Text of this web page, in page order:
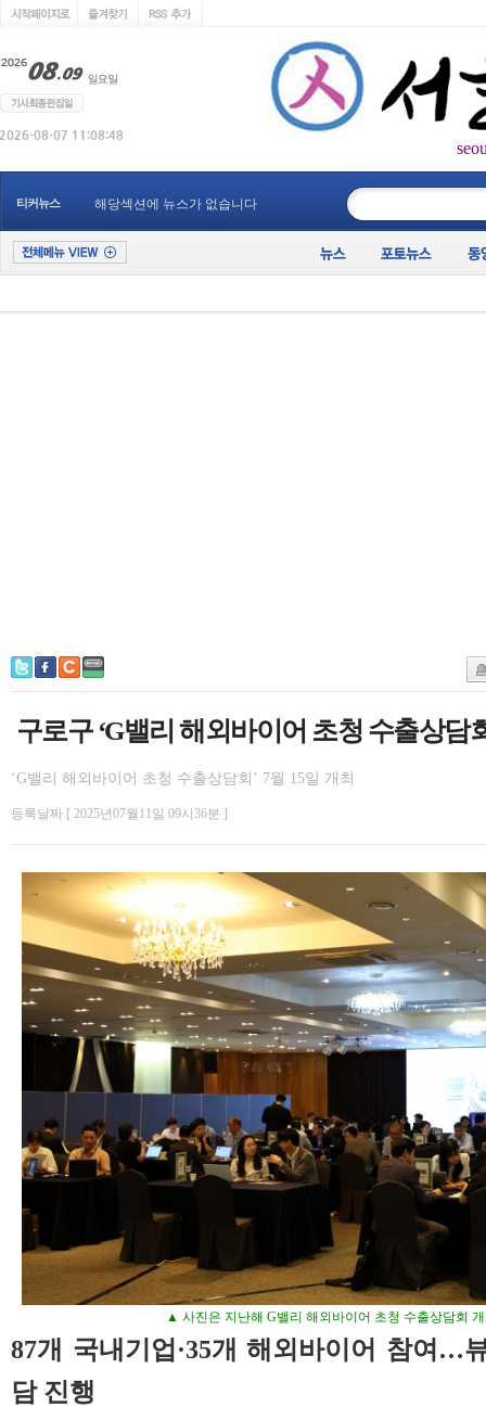
티커뉴스 해당섹션에 뉴스가 없습니다
구로구 ‘G밸리 해외바이어 초청 수출상담
‘G밸리 해외바이어 초청 수출상담회’ 7월 15일 개최
등록날짜 [ 2025년07월11일 09시36분 ]
▲ 사진은 지난해 G밸리 해외바이어 초청 수출상담회
87개 국내기업·35개 해외바이어 참여…
담 진행